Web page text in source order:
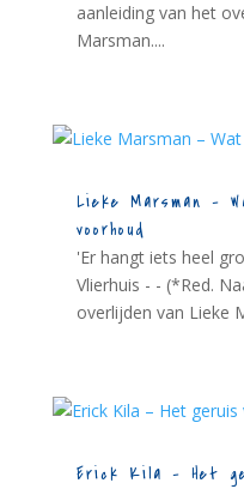
aanleiding van het
Marsman....
Lieke Marsman –
voorhoud
'Er hangt iets heel
Vlierhuis - - (*Red.
overlijden van Lieke
Erick Kila – Het